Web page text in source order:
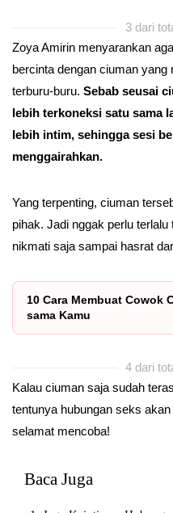
3 dari
Zoya Amirin menyarankan
bercinta dengan ciuman yang
terburu-buru. Sebab seusai
lebih terkoneksi satu sama
lebih intim, sehingga sesi
menggairahkan.
Yang terpenting, ciuman
pihak. Jadi nggak perlu
nikmati saja sampai hasrat
10 Cara Membuat Cowok
sama Kamu
4 dari
Kalau ciuman saja sudah
tentunya hubungan seks
selamat mencoba!
Baca Juga